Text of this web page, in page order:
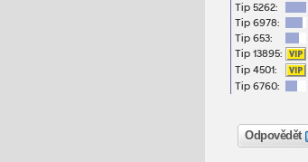
Tip 5262:
Tip 6978:
Tip 653:
Tip 13895:
Tip 4501:
Tip 6760:
Odpovědět